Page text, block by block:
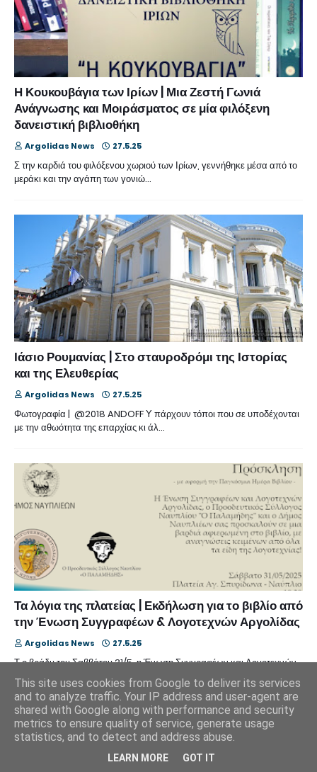
Η Κουκουβάγια των Ιρίων | Μια Ζεστή Γωνιά
Ανάγνωσης και Μοιράσματος σε μία φιλόξενη
δανειστική βιβλιοθήκη
Argolidas News 27.5.25
Σ την καρδιά του φιλόξενου χωριού των Ιρίων, γεννήθηκε μέσα από το
μεράκι και την αγάπη των γονιώ…
Ιάσιο Ρουμανίας | Στο σταυροδρόμι της Ιστορίας
και της Ελευθερίας
Argolidas News 27.5.25
Φωτογραφία | @2018 ANDOFF Υ πάρχουν τόποι που σε υποδέχονται
με την αθωότητα της επαρχίας κι άλ…
Τα λόγια της πλατείας | Εκδήλωση για το βιβλίο από
την Ένωση Συγγραφέων & Λογοτεχνών Αργολίδας
Argolidas News 27.5.25
Τ ο βράδυ του Σαββάτου 31/5, η Ένωση Συγγραφέων και Λογοτεχνών
Αργολίδας, ο Προοδευτικός Σύλλ…
This site uses cookies from Google to deliver its services
and to analyze traffic. Your IP address and user-agent are
shared with Google along with performance and security
metrics to ensure quality of service, generate usage
statistics, and to detect and address abuse.
LEARN MORE GOT IT